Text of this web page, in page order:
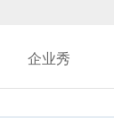
企业秀